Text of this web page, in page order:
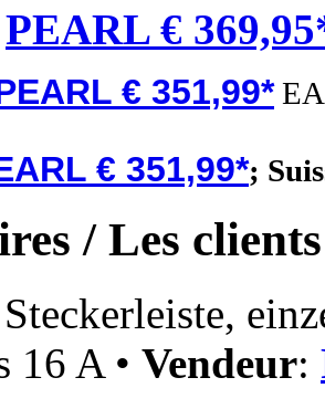
PEARL €
€ 351,99*
€ 351,99*;
/ Les
16 A • Vendeur: